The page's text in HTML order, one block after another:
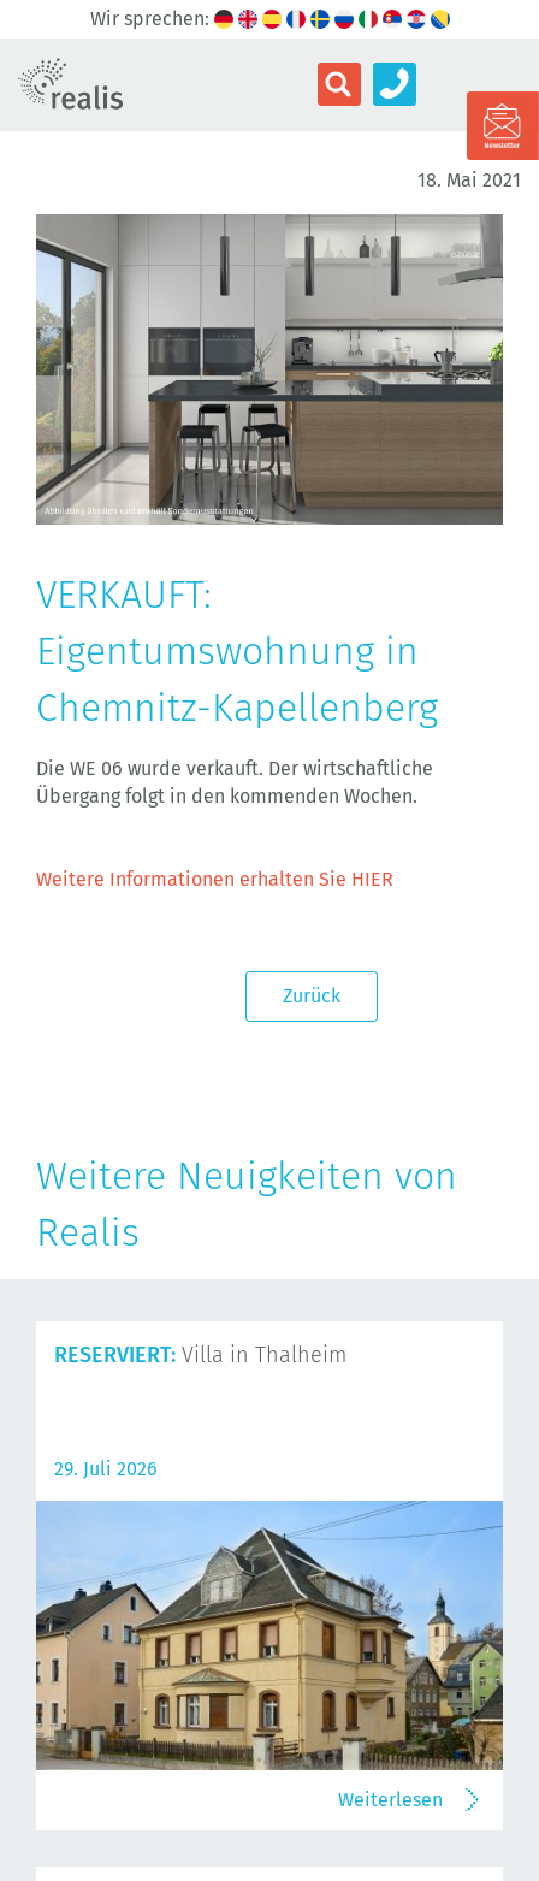
Wir sprechen:
18. Mai 2021
VERKAUFT:
Eigentumswohnung in
Chemnitz-Kapellenberg
Die WE 06 wurde verkauft. Der wirtschaftliche
Übergang folgt in den kommenden Wochen.
Weitere Informationen erhalten Sie HIER
Zurück
Weitere Neuigkeiten von
Realis
RESERVIERT: Villa in Thalheim
29. Juli 2026
Weiterlesen